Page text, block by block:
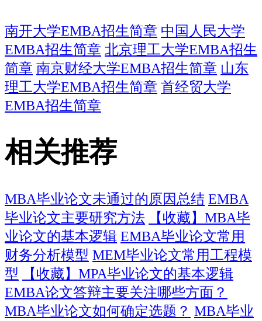
南开大学EMBA招生简章 中国人民大学
EMBA招生简章 北京理工大学EMBA招生
简章 南京财经大学EMBA招生简章 山东
理工大学EMBA招生简章 首经贸大学
EMBA招生简章
相关推荐
MBA毕业论文未通过的原因总结 EMBA
毕业论文主要研究方法
【收藏】MBA毕
业论文的基本逻辑 EMBA毕业论文常用
财务分析模型 MEM毕业论文常用工程模
型
【收藏】MPA毕业论文的基本逻辑
EMBA论文答辩主要关注哪些方面？
MBA毕业论文如何确定选题？ MBA毕业